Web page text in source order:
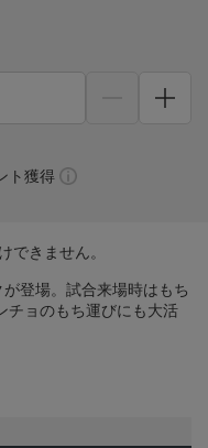
ト獲得
できません。
登場。試合来場時はもち
チョのもち運びにも大活